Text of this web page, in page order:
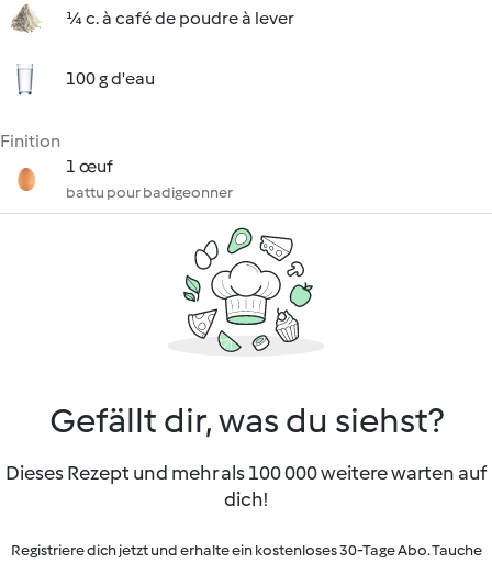
¼ c. à café de poudre à lever
100 g d'eau
Finition
1 œuf
battu pour badigeonner
Gefällt dir, was du siehst?
Dieses Rezept und mehr als 100 000 weitere warten auf
dich!
Registriere dich jetzt und erhalte ein kostenloses 30-Tage Abo. Tauche